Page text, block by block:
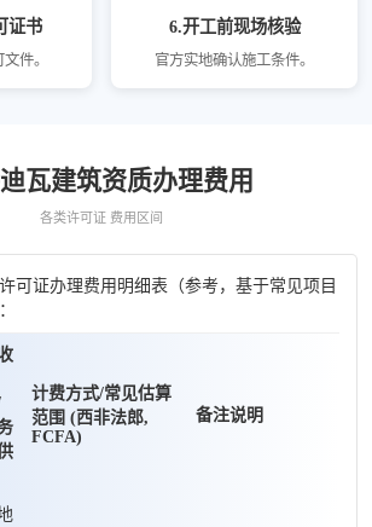
证书
件。
6.开工前现场核验
官方实地确认施工条件。
瓦建筑资质办理费用
各类许可证 费用区间
可证办理费用明细表（参考，基于常见项目
计费方式/常见估算
范围 (西非法郎,
FCFA)
备注说明